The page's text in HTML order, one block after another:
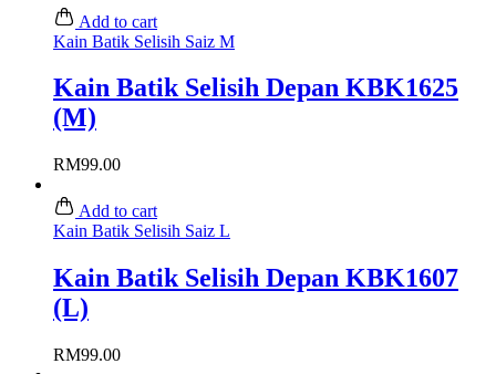
Add to cart
Kain Batik Selisih Saiz M
Kain Batik Selisih Depan KBK1625
(M)
RM99.00
Add to cart
Kain Batik Selisih Saiz L
Kain Batik Selisih Depan KBK1607
(L)
RM99.00